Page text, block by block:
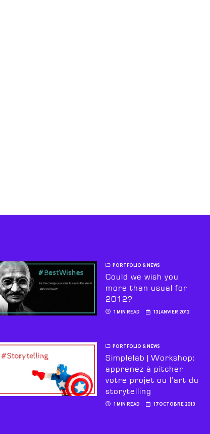
PORTFOLIO & NEWS
Could we wish you
more than usual for
2012?
1 MIN READ 13 JANVIER 2012
PORTFOLIO & NEWS
Simplelab | Workshop:
apprenez à pitcher
votre projet ou l’art du
storytelling
1 MIN READ 17 OCTOBRE 2013